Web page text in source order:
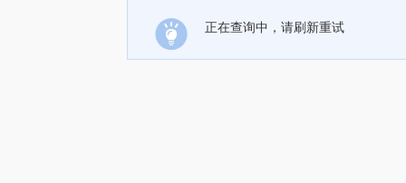
正在查询中，请刷新重试